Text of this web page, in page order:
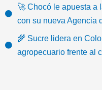
t
o
k
e
b
o
o
k
t
t
🚀 Chocó le apuesta a
con su nueva Agencia
🌾 Sucre lidera en
agropecuario frente al